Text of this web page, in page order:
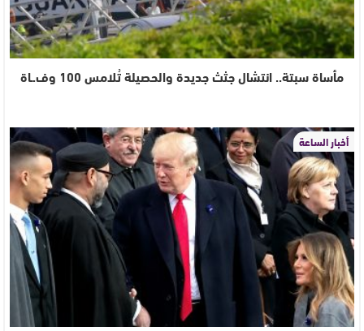
مأساة سبتة.. انتشال جثث جديدة والحصيلة تُلامس 100 وف.ـاة
أخبار الساعة